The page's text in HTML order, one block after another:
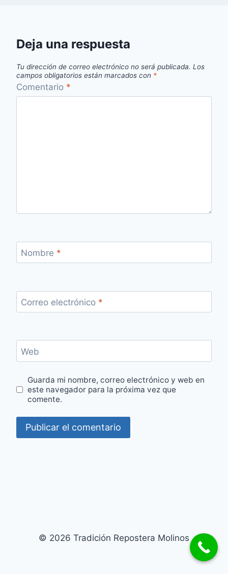
Deja una respuesta
Tu dirección de correo electrónico no será publicada. Los
campos obligatorios están marcados con *
Comentario *
Nombre *
Correo electrónico *
Web
Guarda mi nombre, correo electrónico y web en
este navegador para la próxima vez que
comente.
© 2026 Tradición Repostera Molinos